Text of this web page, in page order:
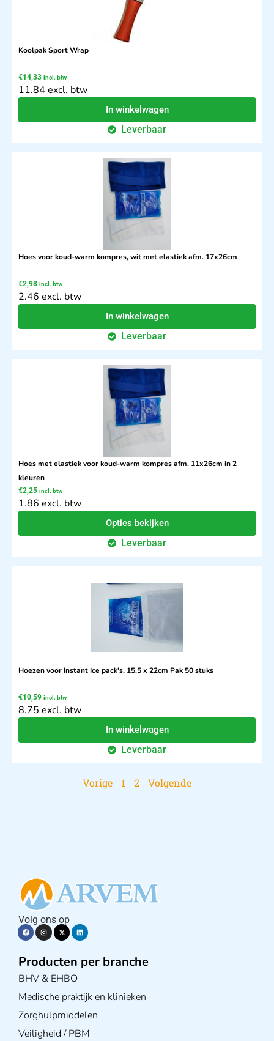
Koolpak Sport Wrap
€14,33 incl. btw
11.84 excl. btw
In winkelwagen
Leverbaar
Hoes voor koud-warm kompres, wit met elastiek afm. 17x26cm
€2,98 incl. btw
2.46 excl. btw
In winkelwagen
Leverbaar
Hoes met elastiek voor koud-warm kompres afm. 11x26cm in 2
kleuren
€2,25 incl. btw
1.86 excl. btw
Opties bekijken
Leverbaar
Hoezen voor Instant Ice pack's, 15.5 x 22cm Pak 50 stuks
€10,59 incl. btw
8.75 excl. btw
In winkelwagen
Leverbaar
Vorige 1 2 Volgende
Volg ons op
Producten per branche
BHV & EHBO
Medische praktijk en klinieken
Zorghulpmiddelen
Veiligheid / PBM